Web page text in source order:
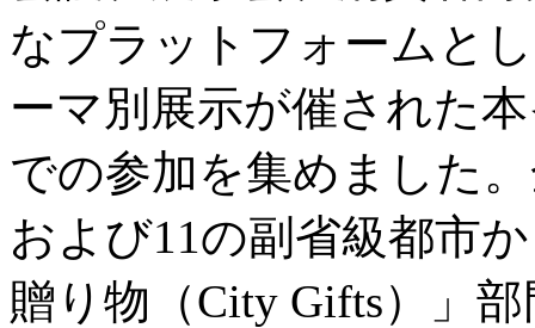
なプラットフォームと
ーマ別展示が催された
での参加を集めました
および11の副省級都市
贈り物（City Gifts）」